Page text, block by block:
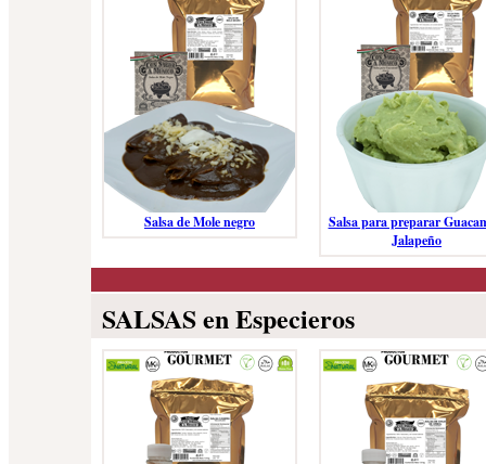
Salsa de Mole negro
Salsa para preparar
Jalapeño
SALSAS en Especieros